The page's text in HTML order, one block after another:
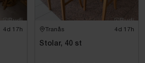
4d 17h Tranås 4d 17h
Stolar, 40 st